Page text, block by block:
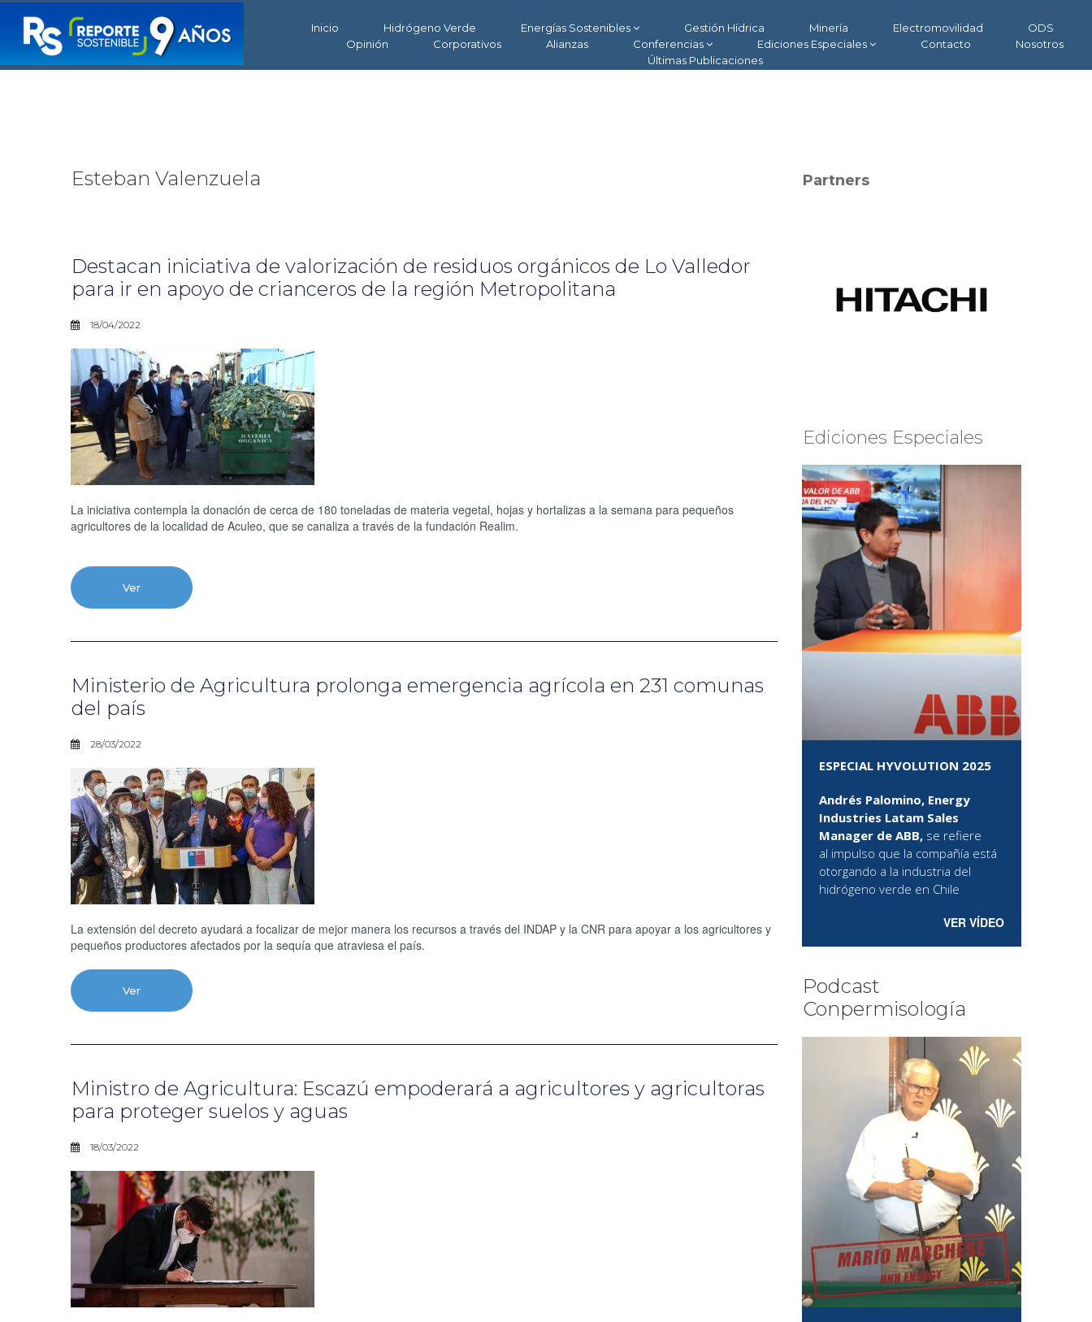
Inicio Hidrógeno Verde Energías Sostenibles Gestión Hídrica Minería Electromovilidad
ODS
Opinión
Corporativos Alianzas Conferencias Ediciones Especiales Contacto
Nosotros
Últimas Publicaciones
Esteban Valenzuela
Destacan iniciativa de valorización de residuos orgánicos de Lo Valledor
para ir en apoyo de crianceros de la región Metropolitana
18/04/2022
La iniciativa contempla la donación de cerca de 180 toneladas de materia vegetal, hojas y hortalizas a la semana para pequeños
agricultores de la localidad de Aculeo, que se canaliza a través de la fundación Realim.
Ver
Ministerio de Agricultura prolonga emergencia agrícola en 231 comunas
del país
28/03/2022
La extensión del decreto ayudará a focalizar de mejor manera los recursos a través del INDAP y la CNR para apoyar a los agricultores y
pequeños productores afectados por la sequía que atraviesa el país.
Ver
Ministro de Agricultura: Escazú empoderará a agricultores y agricultoras
para proteger suelos y aguas
18/03/2022
Partners
Ediciones Especiales
ESPECIAL HYVOLUTION 2025
Andrés Palomino, Energy
Industries Latam Sales
Manager de ABB, se refiere
al impulso que la compañía está
otorgando a la industria del
hidrógeno verde en Chile
VER VÍDEO
Podcast
Conpermisología